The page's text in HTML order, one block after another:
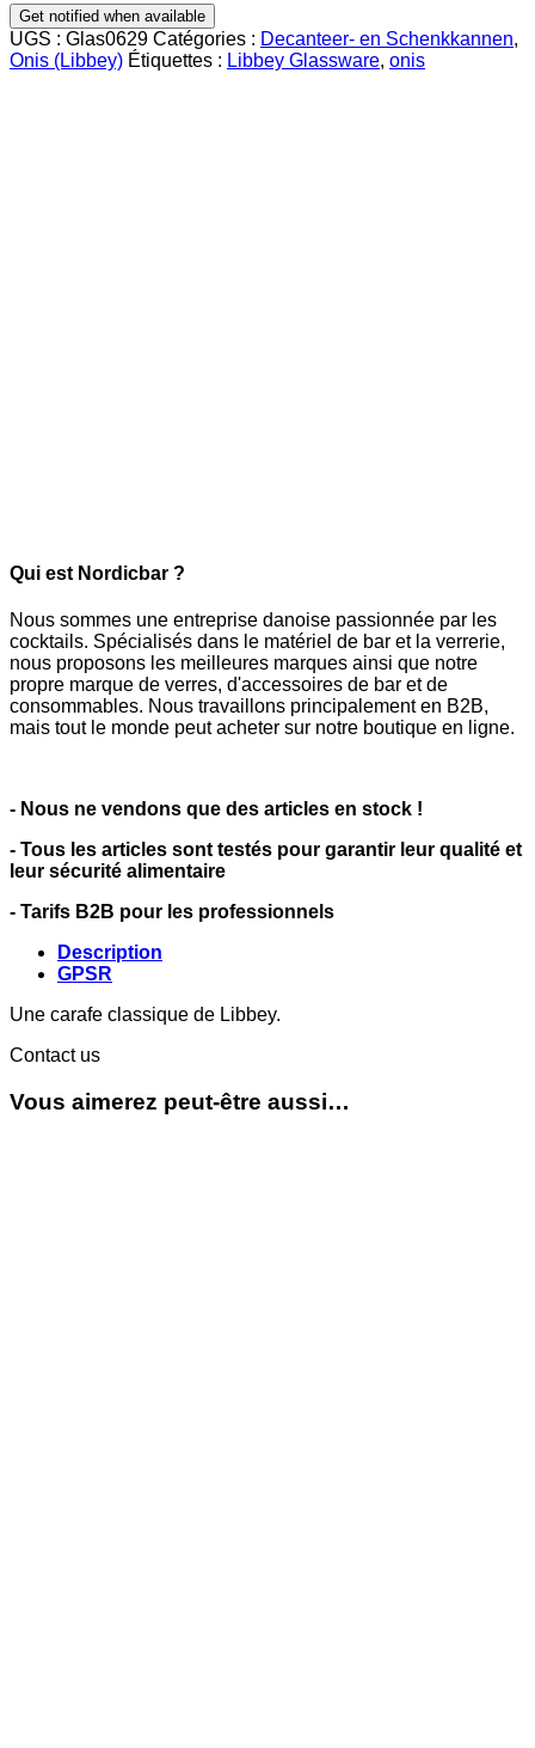
UGS : Glas0629 Catégories : Decanteer- en Schenkkannen,
Onis (Libbey) Étiquettes : Libbey Glassware, onis
Qui est Nordicbar ?
Nous sommes une entreprise danoise passionnée par les
cocktails. Spécialisés dans le matériel de bar et la verrerie,
nous proposons les meilleures marques ainsi que notre
propre marque de verres, d'accessoires de bar et de
consommables. Nous travaillons principalement en B2B,
mais tout le monde peut acheter sur notre boutique en ligne.
- Nous ne vendons que des articles en stock !
- Tous les articles sont testés pour garantir leur qualité et
leur sécurité alimentaire
- Tarifs B2B pour les professionnels
Description
GPSR
Une carafe classique de Libbey.
Contact us
Vous aimerez peut-être aussi…